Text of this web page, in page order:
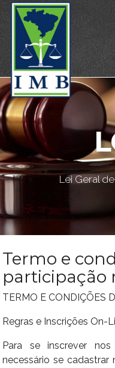
Lei Geral
Termo e
participação
TERMO E CONDIÇÕES
Regras e Inscrições On-
Para se inscrever
necessário se cadastrar